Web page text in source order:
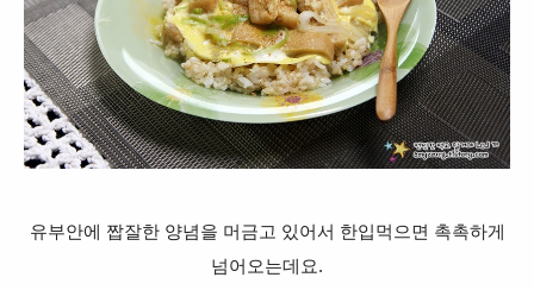
유부안에 짭잘한 양념을 머금고 있어서 한입먹으면 촉촉하게
넘어오는데요.